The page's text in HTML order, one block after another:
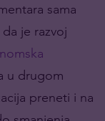
sama
da je razvoj
u drugom
preneti i na